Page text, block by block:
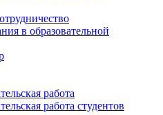
в образовательной
работа
работа студентов